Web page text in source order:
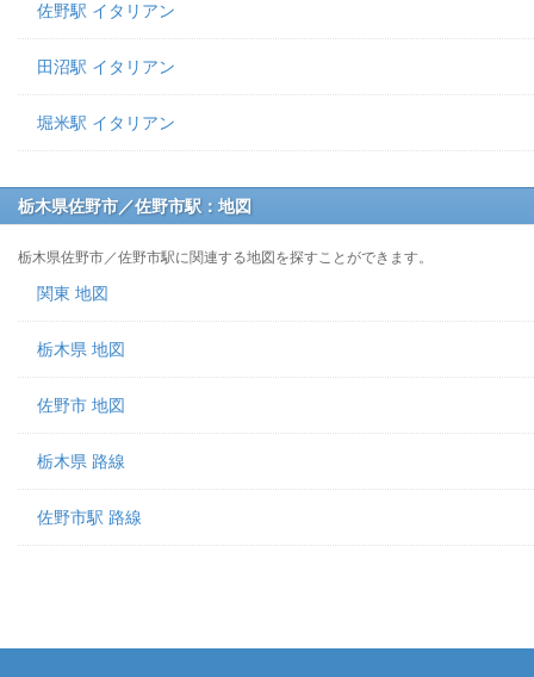
佐野駅 イタリアン
田沼駅 イタリアン
堀米駅 イタリアン
栃木県佐野市／佐野市駅：地図
栃木県佐野市／佐野市駅に関連する地図を探すことができます。
関東 地図
栃木県 地図
佐野市 地図
栃木県 路線
佐野市駅 路線